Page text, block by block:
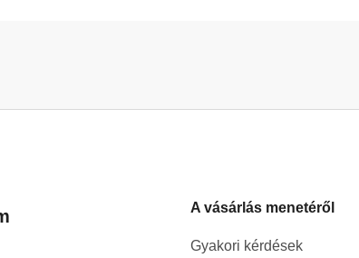
A vásárlás menetéről
Gyakori kérdések